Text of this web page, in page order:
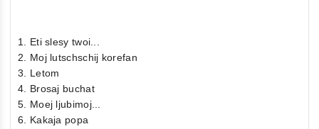
1. Eti slesy twoi...
2. Moj lutschschij korefan
3. Letom
4. Brosaj buchat
5. Moej ljubimoj...
6. Kakaja popa